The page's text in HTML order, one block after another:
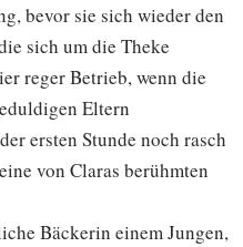
bevor sie sich wieder den
sich um die Theke
reger Betrieb, wenn die
Eltern
ersten Stunde noch rasch
von Claras berühmten
Bäckerin einem Jungen,